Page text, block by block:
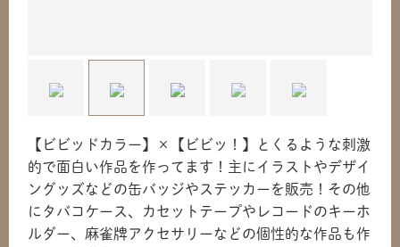
【ビビッドカラー】×【ビビッ！】とくるような刺激
的で面白い作品を作ってます！主にイラストやデザイ
ングッズなどの缶バッジやステッカーを販売！その他
にタバコケース、カセットテープやレコードのキーホ
ルダー、麻雀牌アクセサリーなどの個性的な作品も作